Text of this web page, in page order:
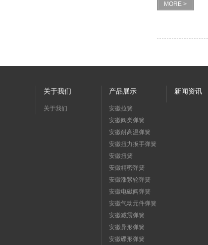
MORE >
关于我们
关于我们
产品展示
安徽拉簧
安徽阀类弹簧
安徽耐高温弹簧
安徽扭力扳手弹簧
安徽扭簧
安徽精密弹簧
安徽涨紧轮弹簧
安徽电磁阀弹簧
安徽气动元件弹簧
安徽减震弹簧
安徽异形弹簧
安徽碟形弹簧
新闻资讯